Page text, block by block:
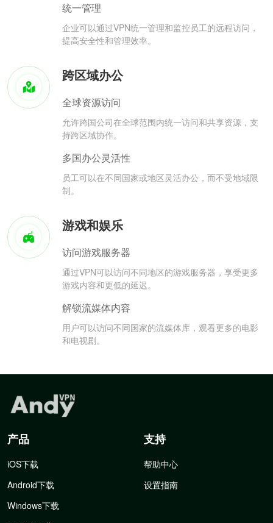
统一管理
企业可以通过VPN统一管理和监控员工的远程访问，
提高安全性和管理效率。
跨区域办公
全球资源访问
允许跨国公司在全球范围内统一访问和共享资源，支
持跨区域协作。
多国办公灵活性
员工可以在不同国家或地区灵活办公，而不受地域限
制。
游戏和娱乐
访问游戏服务器
通过VPN可以访问不同地区的游戏服务器，享受更多
游戏内容和更低的延迟。
解锁流媒体内容
用户可以访问不同国家的流媒体库，观看更多的电影
和电视剧。
产品
iOS下载
Android下载
Windows下载
支持
帮助中心
设置指南